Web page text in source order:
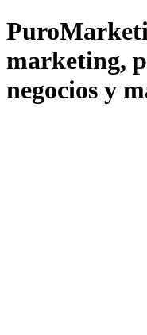
marketing,
negocios y